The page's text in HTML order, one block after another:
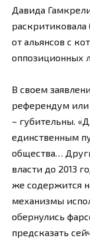
Давида
от альянсов с
оппозиционных
В своем
референдум
– губительны.
единственным
общества…
власти до 2013
же содержится
механизмы
обернулись
предсказать